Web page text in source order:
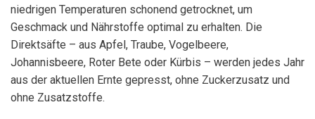
niedrigen Temperaturen schonend getrocknet, um
Geschmack und Nährstoffe optimal zu erhalten. Die
Direktsäfte – aus Apfel, Traube, Vogelbeere,
Johannisbeere, Roter Bete oder Kürbis – werden jedes Jahr
aus der aktuellen Ernte gepresst, ohne Zuckerzusatz und
ohne Zusatzstoffe.